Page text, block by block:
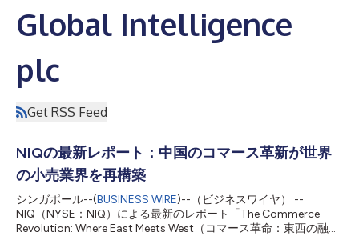
Global Intelligence
plc
Get RSS Feed
NIQの最新レポート：中国のコマース革新が世界
の小売業界を再構築
シンガポール--(BUSINESS WIRE)--（ビジネスワイヤ） --
NIQ（NYSE：NIQ）による最新のレポート「The Commerce
Revolution: Where East Meets West（コマース革命：東西の融